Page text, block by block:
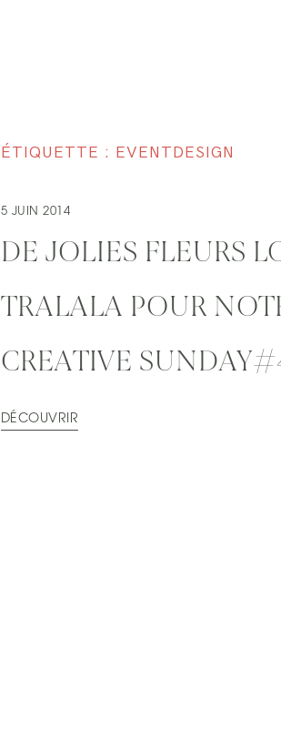
ÉTIQUETTE : EVENTDESIGN
5 JUIN 2014
DE JOLIES FLEURS
TRALALA POUR
CREATIVE
DÉCOUVRIR